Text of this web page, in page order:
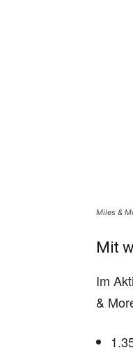
Miles &
Mit
Im
&